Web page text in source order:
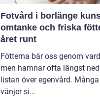
Fotvård i borlänge kunskap,
omtanke och friska
året runt
Fötterna bär oss genom
men hamnar ofta längst
listan över egenvård. Många
vänjer si...